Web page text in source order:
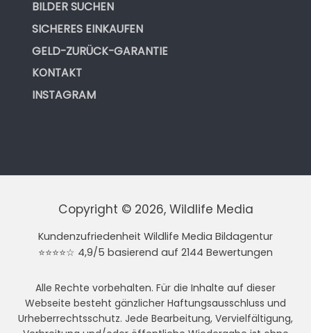
BILDER SUCHEN
SICHERES EINKAUFEN
GELD-ZURÜCK-GARANTIE
KONTAKT
INSTAGRAM
Copyright © 2026, Wildlife Media
Kundenzufriedenheit Wildlife Media Bildagentur
⭐⭐⭐⭐☆ 4,9/5 basierend auf 2144 Bewertungen
Alle Rechte vorbehalten. Für die Inhalte auf dieser
Webseite besteht gänzlicher Haftungsausschluss und
Urheberrechtsschutz. Jede Bearbeitung, Vervielfältigung,